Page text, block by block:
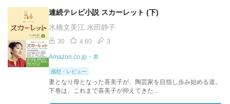
連続テレビ小説 スカーレット (下)
水橋文美江 水田静子
30 4.60 3
Amazon.co.jp・本
感想・レビュー
妻となり母となった喜美子が、陶芸家を目指し歩み始める道。
下巻は、これまで喜美子が抑えてきた...